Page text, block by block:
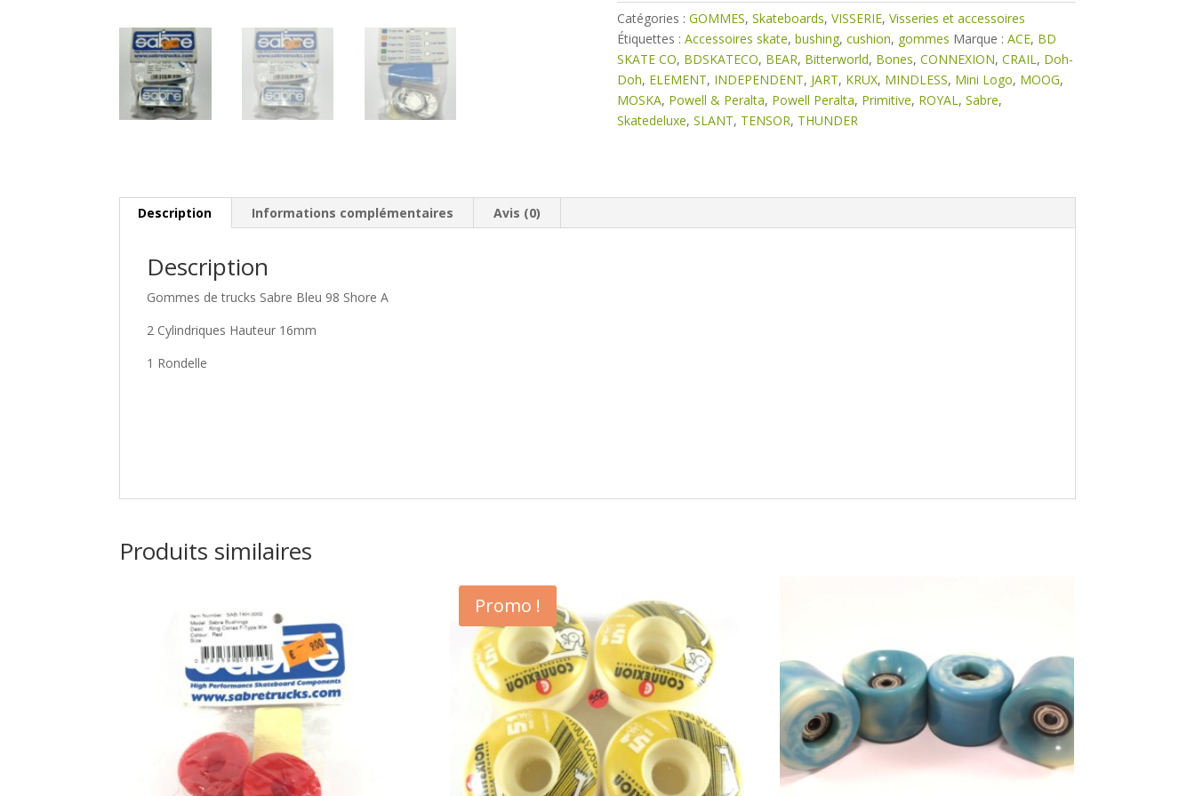
Sabre
Bleu
83A
x2
Catégories : GOMMES, Skateboards, VISSERIE, Visseries et accessoires
Étiquettes : Accessoires skate, bushing, cushion, gommes Marque : ACE, BD
SKATE CO, BDSKATECO, BEAR, Bitterworld, Bones, CONNEXION, CRAIL, Doh-
Doh, ELEMENT, INDEPENDENT, JART, KRUX, MINDLESS, Mini Logo, MOOG,
MOSKA, Powell & Peralta, Powell Peralta, Primitive, ROYAL, Sabre,
Skatedeluxe, SLANT, TENSOR, THUNDER
Description Informations complémentaires Avis (0)
Description
Gommes de trucks Sabre Bleu 98 Shore A
2 Cylindriques Hauteur 16mm
1 Rondelle
Produits similaires
Promo !